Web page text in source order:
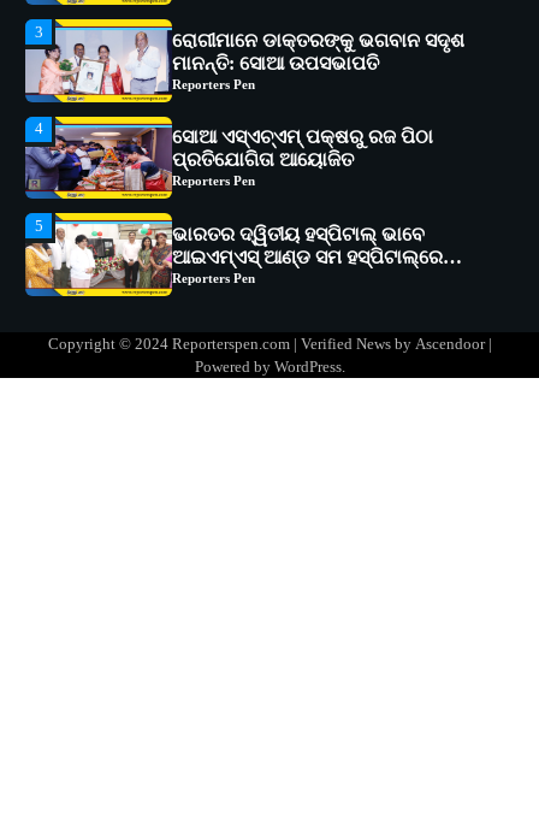
4
ସୋଆ ଏସ୍‌ଏଚ୍‌ଏମ୍ ପକ୍ଷରୁ ରଜ ପିଠା
ପ୍ରତିଯୋଗିତା ଆୟୋଜିତ
Reporters Pen
5
ଭାରତର ଦ୍ୱିତୀୟ ହସ୍ପିଟାଲ୍ ଭାବେ
ଆଇଏମ୍‌ଏସ୍ ଆଣ୍ଡ ସମ ହସ୍ପିଟାଲ୍‌ରେ
ଅତ୍ୟାଧୁନିକ ଡିଜିସ୍କାନର ସ୍ଥାପନ
Reporters Pen
1
ସୋଆ ପକ୍ଷରୁ ରାୱେ କାର୍ଯ୍ୟକ୍ରମ ଅଧୀନରେ
୧୧ଟି ଗ୍ରାମରେ ୧୬ଟି କୃଷକ ପ୍ରଶିକ୍ଷଣ
କାର୍ଯ୍ୟକ୍ରମ ଆୟୋଜିତ
Reporters Pen
ସୋଆର ୨୦ତମ ପ୍ରତିଷ୍ଠା ଦିବସରେ
ବିଶ୍ୱବିଦ୍ୟାଳୟର ସଫଳତା, ଉତ୍କର୍ଷତା ଓ
ଅଗ୍ରଗତିର ସ୍ମୃତିଚାରଣ
Reporters Pen
Copyright © 2024 Reporterspen.com | Verified News by Ascendoor|
Powered by WordPress.